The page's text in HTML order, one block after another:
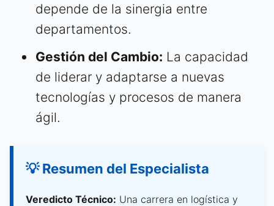
depende de la sinergia entre
departamentos.
Gestión del Cambio: La capacidad
de liderar y adaptarse a nuevas
tecnologías y procesos de manera
ágil.
💡 Resumen del Especialista
Veredicto Técnico: Una carrera en logística y